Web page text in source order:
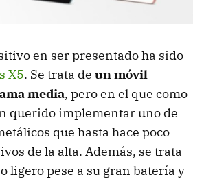
en ser presentado ha sido
X5. Se trata de un móvil
media, pero en el que como
querido implementar uno de
que hasta hace poco
de la alta. Además, se trata
ligero pese a su gran batería y